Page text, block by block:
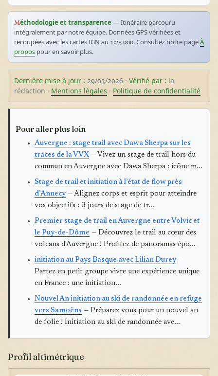
Méthodologie et transparence — Itinéraire parcouru
intégralement par notre équipe. Données GPS vérifiées et
recoupées avec les cartes IGN au 1:25 000. Consultez notre pageÀ
propos pour en savoir plus.
Dernière mise à jour : 29/03/2026 · Vérifié par : la
rédaction · Mentions légales · Politique de confidentialité
Pour aller plus loin
Auvergne : stage trail avec Dawa Sherpa sur les
traces de la VVX— Vivez un stage de trail hors du
commun en Auvergne avec Dawa Sherpa : icône m...
Stage de trail et initiation à l’état de flow près
d’Annecy— Alignez corps et esprit pour atteindre
vos objectifs : 3 jours de stage de tr...
Premier stage de trail en Auvergne entre Volvic et
le Puy-de-Dôme — Découvrez le trail au cœur des
volcans d'Auvergne ! Profitez de panoramas épo...
initiation au Pays Basque avec Lilian Durey—
Partez en petit groupe vivre une expérience unique
en France : une initiation...
Nouvel An initiation au ski de randonnée en refuge
vers Samoëns — Préparez vous pour un nouvel an
de folie ! Initiation au ski de randonnée ave...
Profil altimétrique